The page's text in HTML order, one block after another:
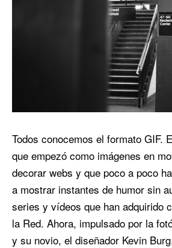
Todos conocemos el formato GIF.
que empezó como imágenes en
decorar webs y que poco a poco
a mostrar instantes de humor sin
series y vídeos que han adquirido
la Red. Ahora, impulsado por la
y su novio, el diseñador Kevin